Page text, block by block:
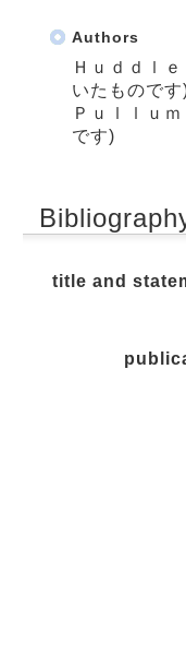
Authors
Ｈｕｄｄｌ
いたものです
Ｐｕｌｌｕ
です)
title and